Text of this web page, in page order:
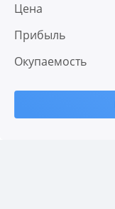
Цена
Прибыль
Окупаемость